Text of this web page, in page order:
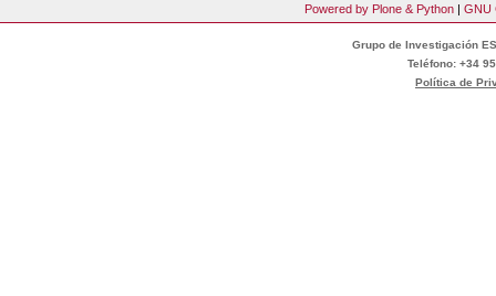
Powered by Plone & Python | GNU
Grupo de Investigación
Teléfono: +34
Política de